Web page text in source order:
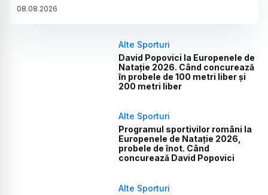
08.08.2026
Alte Sporturi
David Popovici la Europenele de
Natație 2026. Când concurează
în probele de 100 metri liber și
200 metri liber
Alte Sporturi
Programul sportivilor români la
Europenele de Natație 2026,
probele de înot. Când
concurează David Popovici
Alte Sporturi